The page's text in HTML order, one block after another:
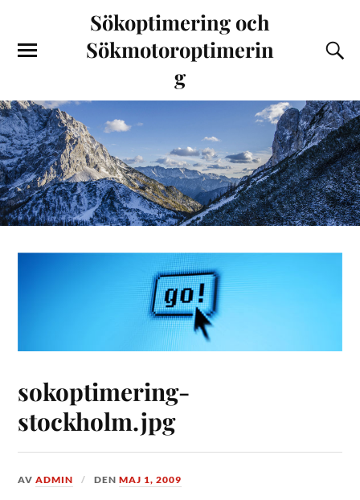
Sökoptimering och
Sökmotoroptimerin
g
sokoptimering-
stockholm.jpg
AVADMIN DENMAJ 1, 2009